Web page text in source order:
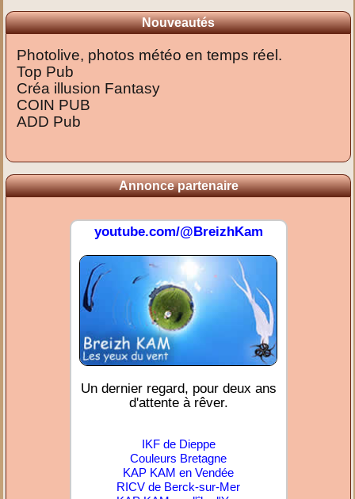
Nouveautés
Photolive, photos météo en temps réel.
Top Pub
Créa illusion Fantasy
COIN PUB
ADD Pub
Annonce partenaire
youtube.com/@BreizhKam
Un dernier regard, pour deux ans
d'attente à rêver.
IKF de Dieppe
Couleurs Bretagne
KAP KAM en Vendée
RICV de Berck-sur-Mer